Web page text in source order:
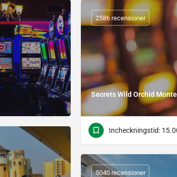
Secrets Wild Orchid
2586 recensioner
5040 recensioner